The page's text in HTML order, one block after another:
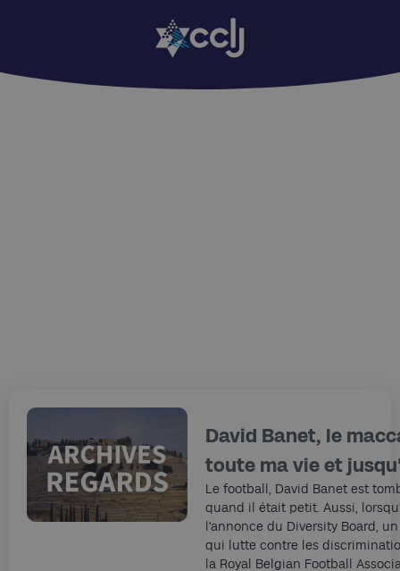
David Banet, le
toute ma vie et
Le football, David Banet est
quand il était petit. Aussi,
l’annonce du Diversity Board,
qui lutte contre les
la Royal Belgian Football